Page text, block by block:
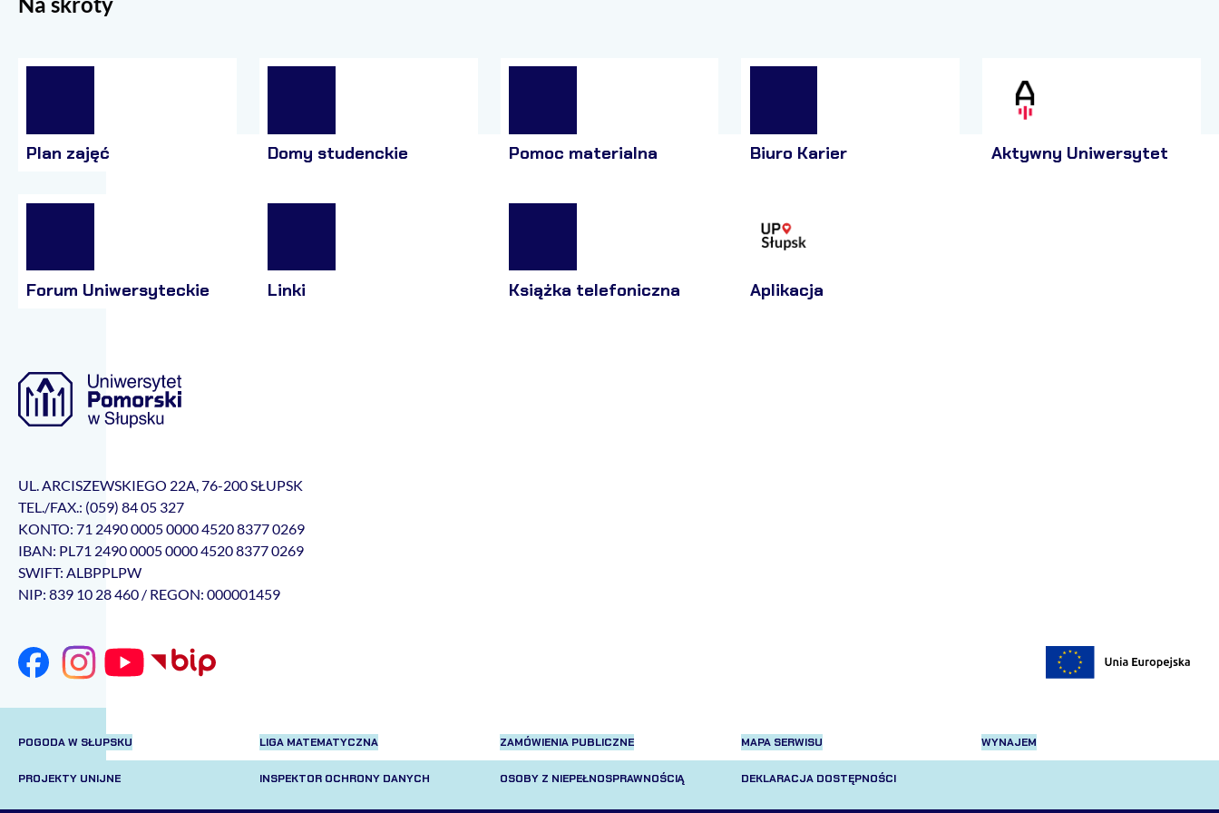
Plan zajęć Domy studenckie Pomoc materialna Biuro Karier Aktywny Uniwersytet
Forum Uniwersyteckie Linki Książka telefoniczna Aplikacja
UL. ARCISZEWSKIEGO 22A, 76-200 SŁUPSK
TEL./FAX.: (059) 84 05 327
KONTO: 71 2490 0005 0000 4520 8377 0269
IBAN: PL71 2490 0005 0000 4520 8377 0269
SWIFT: ALBPPLPW
NIP: 839 10 28 460 / REGON: 000001459
POGODA W SŁUPSKU
PROJEKTY UNIJNE
LIGA MATEMATYCZNA
INSPEKTOR OCHRONY DANYCH
ZAMÓWIENIA PUBLICZNE
OSOBY Z NIEPEŁNOSPRAWNOŚCIĄ
MAPA SERWISU
DEKLARACJA DOSTĘPNOŚCI
WYNAJEM